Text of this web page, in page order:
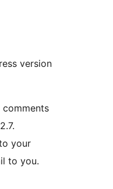
version
comments
your
to you.